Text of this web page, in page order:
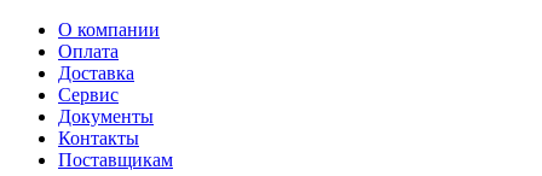
ВходРегистрация
Только
test@example.com
отправлена
Только
Восстановление
пароля
Заполните
форму.
На
вашу
Введите
новый
пароль
Пароль
успешно
Обратная
связь
Ваше
сообщение
успешно
О компании
Оплата
Доставка
Сервис
Документы
Контакты
Поставщикам